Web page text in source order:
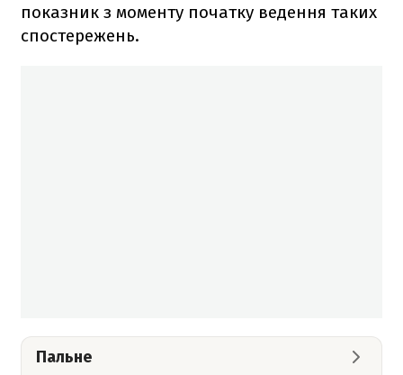
показник з моменту початку ведення таких
спостережень.
Пальне